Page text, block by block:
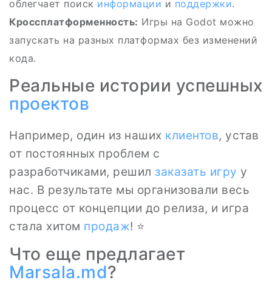
облегчает поиск информации и поддержки.
Кроссплатформенность: Игры на Godot можно
запускать на разных платформах без изменений
кода.
Реальные истории успешных
проектов
Например, один из наших клиентов, устав
от постоянных проблем с
разработчиками, решил заказать игру у
нас. В результате мы организовали весь
процесс от концепции до релиза, и игра
стала хитом продаж! ⭐
Что еще предлагает
Marsala.md?